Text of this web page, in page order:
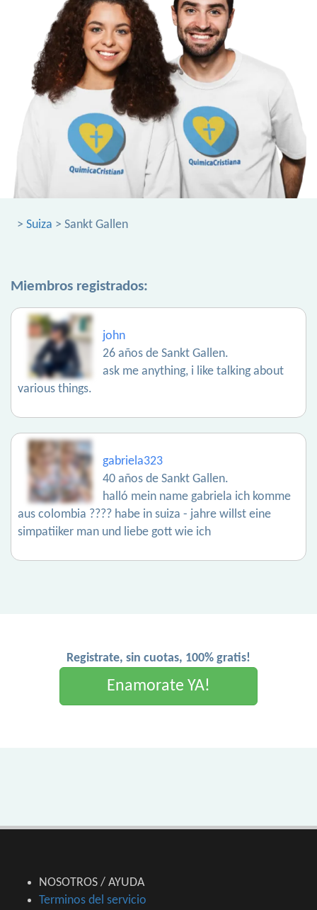
> Suiza > Sankt Gallen
Miembros registrados:
john
26 años de Sankt Gallen.
ask me anything, i like talking about
various things.
gabriela323
40 años de Sankt Gallen.
halló mein name gabriela ich komme
aus colombia ???? habe in suiza - jahre willst eine
simpatiiker man und liebe gott wie ich
Registrate, sin cuotas, 100% gratis!
Enamorate YA!
NOSOTROS / AYUDA
Terminos del servicio